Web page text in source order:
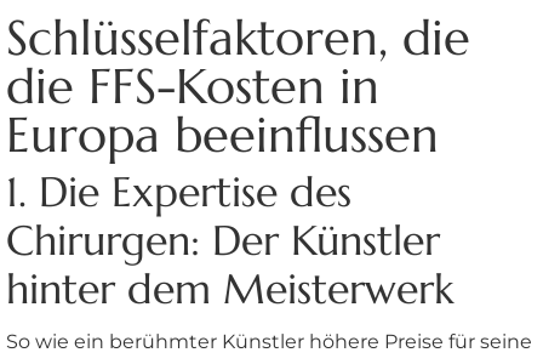
Schlüsselfaktoren, die
die FFS-Kosten in
Europa beeinflussen
1. Die Expertise des
Chirurgen: Der Künstler
hinter dem Meisterwerk
So wie ein berühmter Künstler höhere Preise für seine